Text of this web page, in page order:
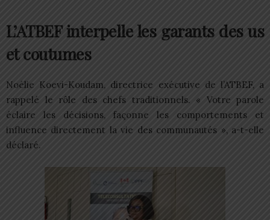
L’ATBEF interpelle les garants des us
et coutumes
Noélie Koevi-Koudam, directrice exécutive de l’ATBEF, a
rappelé le rôle des chefs traditionnels. « Votre parole
éclaire les décisions, façonne les comportements et
influence directement la vie des communautés », a-t-elle
déclaré.